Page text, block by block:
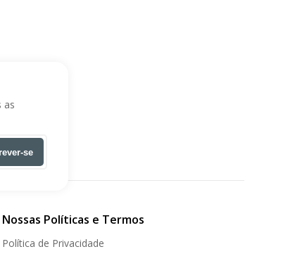
as
se
Nossas Políticas e Termos
Política de Privacidade